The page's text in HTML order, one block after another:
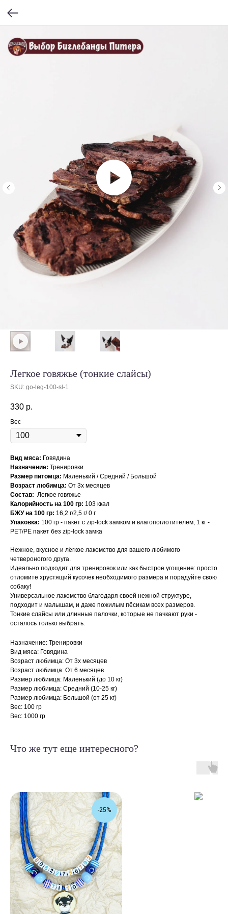
Легкое говяжье (тонкие слайсы)
SKU: go-leg-100-sl-1
330 р.
Вес
Вид мяса: Говядина
Назначение: Тренировки
Размер питомца: Маленький / Средний / Большой
Возраст любимца: От 3х месяцев
Состав: Легкое говяжье
Калорийность на 100 гр: 103 ккал
БЖУ на 100 гр: 16,2 г/2,5 г/ 0 г
Упаковка: 100 гр - пакет с zip-lock замком и влагопоглотителем, 1 кг -
PET/PE пакет без zip-lock замка
Нежное, вкусное и лёгкое лакомство для вашего любимого
четвероногого друга.
Идеально подходит для тренировок или как быстрое угощение: просто
отломите хрустящий кусочек необходимого размера и порадуйте свою
собаку!
Универсальное лакомство благодаря своей нежной структуре,
подходит и малышам, и даже пожилым пёсикам всех размеров.
Тонкие слайсы или длинные палочки, которые не пачкают руки -
осталось только выбрать.
Назначение: Тренировки
Вид мяса: Говядина
Возраст любимца: От 3х месяцев
Возраст любимца: От 6 месяцев
Размер любимца: Маленький (до 10 кг)
Размер любимца: Средний (10-25 кг)
Размер любимца: Большой (от 25 кг)
Вес: 100 гр
Вес: 1000 гр
Что же тут еще интересного?
-25%